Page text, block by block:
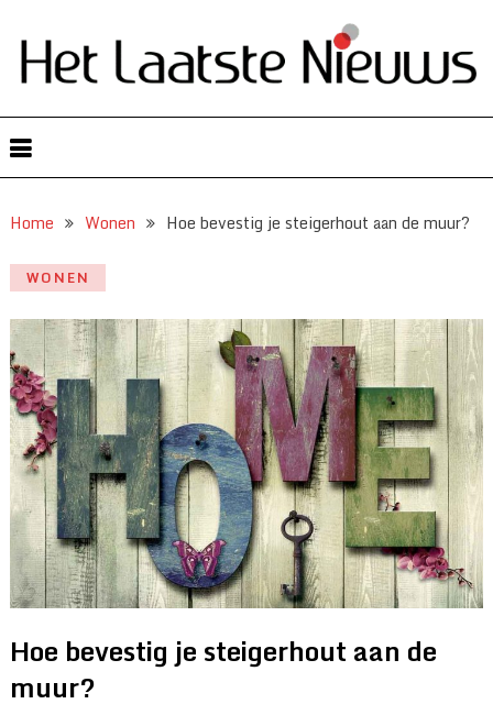
Home Wonen Hoe bevestig je steigerhout aan de muur?
WONEN
Hoe bevestig je steigerhout aan de
muur?